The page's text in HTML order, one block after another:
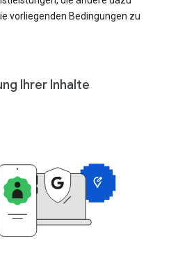
vorliegenden Bedingungen zu
Ihrer Inhalte